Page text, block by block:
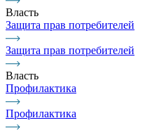
Власть
Защита прав потребителей
Защита прав потребителей
Власть
Профилактика
Профилактика